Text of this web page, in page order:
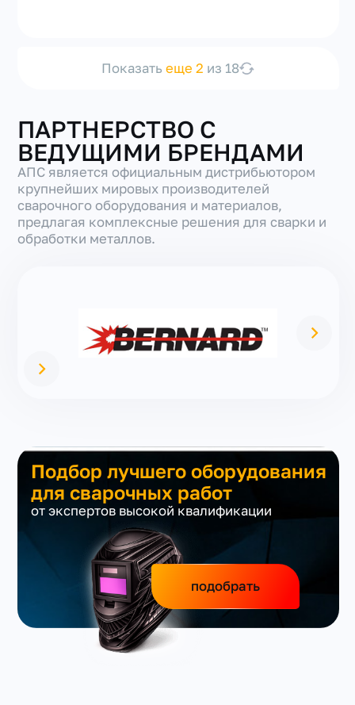
Показатьеще 2 из 18
ПАРТНЕРСТВО С
ВЕДУЩИМИ БРЕНДАМИ
АПС является официальным дистрибьютором
крупнейших мировых производителей
сварочного оборудования и материалов,
предлагая комплексные решения для сварки и
обработки металлов.
Подбор лучшего оборудования
для сварочных работ
от экспертов высокой квалификации
подобрать